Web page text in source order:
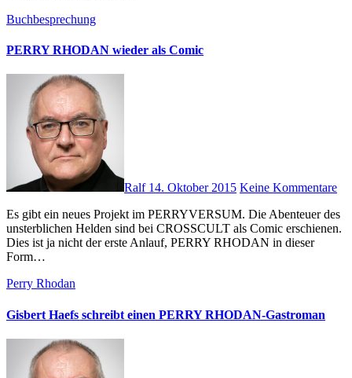
Buchbesprechung
PERRY RHODAN wieder als Comic
Ralf 14. Oktober 2015 Keine Kommentare
Es gibt ein neues Projekt im PERRYVERSUM. Die Abenteuer des
unsterblichen Helden sind bei CROSSCULT als Comic erschienen.
Dies ist ja nicht der erste Anlauf, PERRY RHODAN in dieser
Form…
Perry Rhodan
Gisbert Haefs schreibt einen PERRY RHODAN-Gastroman